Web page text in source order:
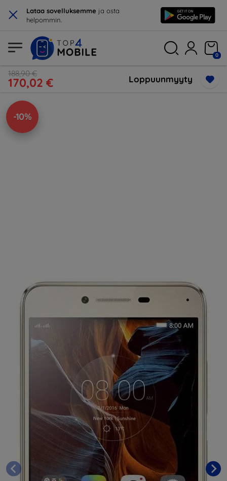
× Lataa sovelluksemme ja osta
helpommin.
0
188,90 €
170,02 € Loppuunmyyty
-10%